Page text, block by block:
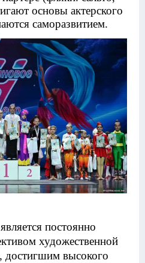
основы актерского
саморазвитием.
постоянно
художественной
достигшим высокого